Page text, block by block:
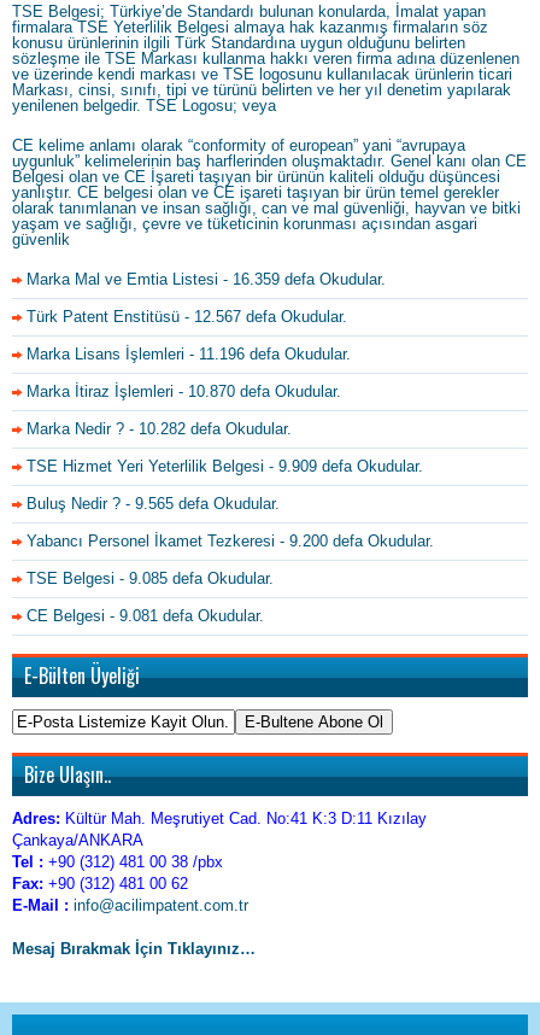
TSE Belgesi; Türkiye’de Standardı bulunan konularda, İmalat yapan
firmalara TSE Yeterlilik Belgesi almaya hak kazanmış firmaların söz
konusu ürünlerinin ilgili Türk Standardına uygun olduğunu belirten
sözleşme ile TSE Markası kullanma hakkı veren firma adına düzenlenen
ve üzerinde kendi markası ve TSE logosunu kullanılacak ürünlerin ticari
Markası, cinsi, sınıfı, tipi ve türünü belirten ve her yıl denetim yapılarak
yenilenen belgedir. TSE Logosu; veya
CE kelime anlamı olarak “conformity of european” yani “avrupaya
uygunluk” kelimelerinin baş harflerinden oluşmaktadır. Genel kanı olan CE
Belgesi olan ve CE İşareti taşıyan bir ürünün kaliteli olduğu düşüncesi
yanlıştır. CE belgesi olan ve CE işareti taşıyan bir ürün temel gerekler
olarak tanımlanan ve insan sağlığı, can ve mal güvenliği, hayvan ve bitki
yaşam ve sağlığı, çevre ve tüketicinin korunması açısından asgari
güvenlik
Marka Mal ve Emtia Listesi - 16.359 defa Okudular.
Türk Patent Enstitüsü - 12.567 defa Okudular.
Marka Lisans İşlemleri - 11.196 defa Okudular.
Marka İtiraz İşlemleri - 10.870 defa Okudular.
Marka Nedir ? - 10.282 defa Okudular.
TSE Hizmet Yeri Yeterlilik Belgesi - 9.909 defa Okudular.
Buluş Nedir ? - 9.565 defa Okudular.
Yabancı Personel İkamet Tezkeresi - 9.200 defa Okudular.
TSE Belgesi - 9.085 defa Okudular.
CE Belgesi - 9.081 defa Okudular.
E-Bülten Üyeliği
Bize Ulaşın..
Adres: Kültür Mah. Meşrutiyet Cad. No:41 K:3 D:11 Kızılay
Çankaya/ANKARA
Tel : +90 (312) 481 00 38 /pbx
Fax: +90 (312) 481 00 62
E-Mail : info@acilimpatent.com.tr
Mesaj Bırakmak İçin Tıklayınız…